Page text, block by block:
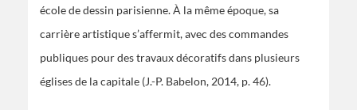
école de dessin parisienne. À la même époque, sa
carrière artistique s’affermit, avec des commandes
publiques pour des travaux décoratifs dans plusieurs
églises de la capitale (J.-P. Babelon, 2014, p. 46).